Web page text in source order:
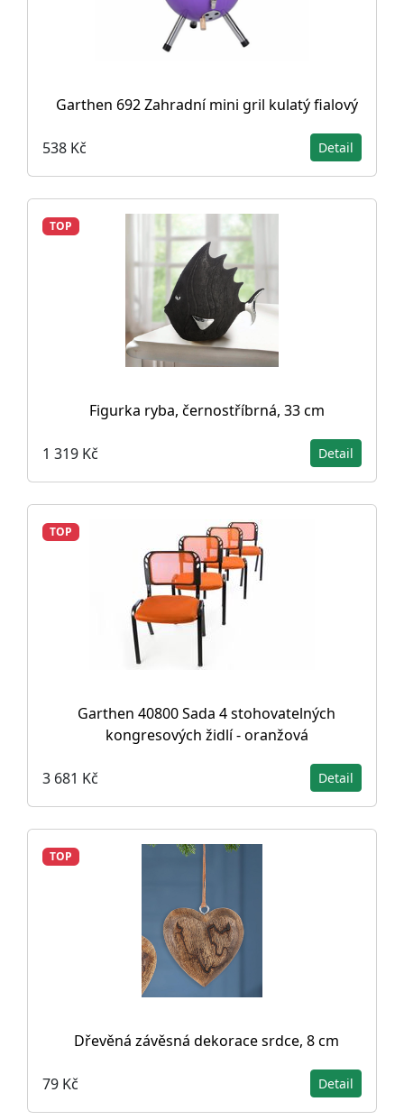
Garthen 692 Zahradní mini gril kulatý fialový
538 Kč Detail
TOP
Figurka ryba, černostříbrná, 33 cm
1 319 Kč Detail
TOP
Garthen 40800 Sada 4 stohovatelných
kongresových židlí - oranžová
3 681 Kč Detail
TOP
Dřevěná závěsná dekorace srdce, 8 cm
79 Kč Detail